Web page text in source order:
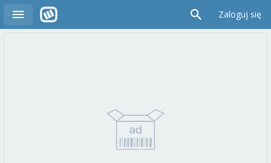
Zaloguj się